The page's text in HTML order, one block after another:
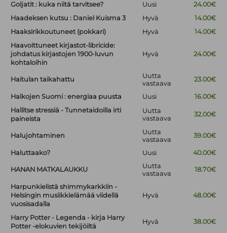
Goljatit : kuka niitä tarvitsee?
Uusi
24.00€
Haadeksen kutsu : Daniel Kuisma 3
Hyvä
14.00€
Haaksirikkoutuneet (pokkari)
Hyvä
14.00€
Haavoittuneet kirjastot-libricide:
johdatus kirjastojen 1900-luvun
kohtaloihin
Hyvä 24.00€
Haitulan taikahattu
Uutta
vastaava
23.00€
Halkojen Suomi : energiaa puusta Uusi
16.00€
Hallitse stressiä - Tunnetaidoilla irti
paineista
Uutta
vastaava
32.00€
Halujohtaminen
Uutta
vastaava
39.00€
Haluttaako? Uusi 40.00€
HANAN MATKALAUKKU
Uutta
vastaava
18.70€
Harpunkielistä shimmykarkkiin -
Helsingin musiikkielämää viidellä
vuosisadalla
Hyvä 48.00€
Harry Potter - Legenda - kirja Harry
Potter -elokuvien tekijöiltä
Hyvä 38.00€